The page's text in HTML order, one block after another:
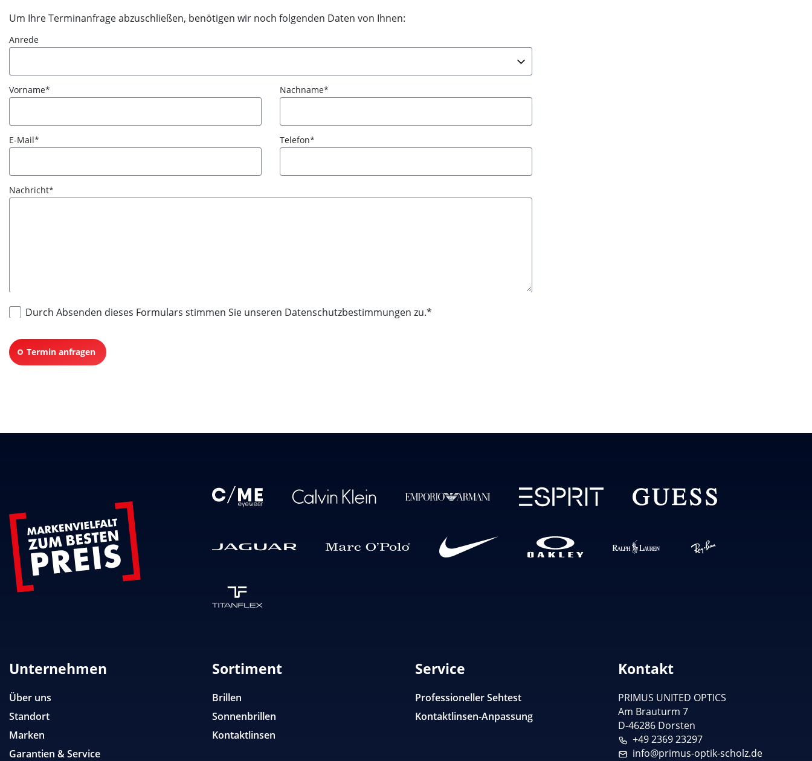
Um Ihre Terminanfrage abzuschließen, benötigen wir noch folgenden Daten von Ihnen:
Anrede
Vorname Nachname
E-Mail Telefon
Nachricht
Durch Absenden dieses Formulars stimmen Sie unseren Datenschutzbestimmungen zu.*
Termin anfragen
Kontakt
PRIMUS UNITED OPTICS
Am Brauturm 7
D-46286 Dorsten
+49 2369 23297
info@primus-optik-scholz.de
Unternehmen
Über uns
Standort
Marken
Garantien & Service
Sortiment
Brillen
Sonnenbrillen
Kontaktlinsen
Service
Professioneller Sehtest
Kontaktlinsen-Anpassung